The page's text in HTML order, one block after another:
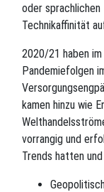
oder sprachlichen
Technikaffinität
2020/21 haben im
Pandemiefolgen
kamen hinzu wie
vorrangig und
Trends hatten